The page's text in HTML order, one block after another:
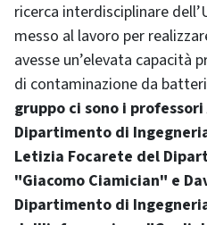
ricerca interdisciplinare
messo al lavoro per
avesse un’elevata
di contaminazione da
gruppo ci sono i
Dipartimento di
Letizia Focarete del
"Giacomo Ciamician" e
Dipartimento di